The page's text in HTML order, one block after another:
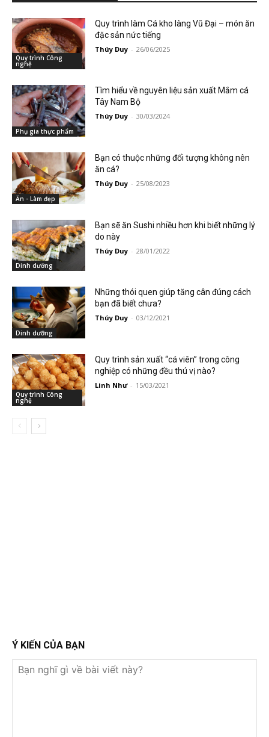
Quy trình Công
nghệ
Quy trình làm Cá kho làng Vũ Đại – món ăn
đặc sản nức tiếng
Thúy Duy - 26/06/2025
Phụ gia thực phẩm
Tìm hiểu về nguyên liệu sản xuất Mắm cá
Tây Nam Bộ
Thúy Duy - 30/03/2024
Ăn - Làm đẹp
Bạn có thuộc những đối tượng không nên
ăn cá?
Thúy Duy - 25/08/2023
Dinh dưỡng
Bạn sẽ ăn Sushi nhiều hơn khi biết những lý
do này
Thúy Duy - 28/01/2022
Dinh dưỡng
Những thói quen giúp tăng cân đúng cách
bạn đã biết chưa?
Thúy Duy - 03/12/2021
Quy trình Công
nghệ
Quy trình sản xuất “cá viên” trong công
nghiệp có những đều thú vị nào?
Linh Như - 15/03/2021
Ý KIẾN CỦA BẠN